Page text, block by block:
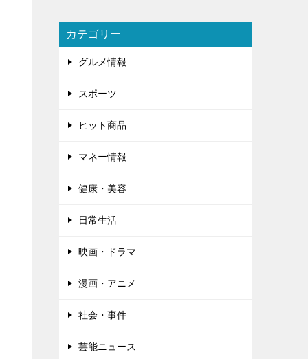
カテゴリー
グルメ情報
スポーツ
ヒット商品
マネー情報
健康・美容
日常生活
映画・ドラマ
漫画・アニメ
社会・事件
芸能ニュース